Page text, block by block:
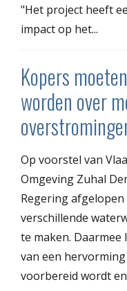
"Het project heeft
impact op het...
Kopers
worden over
Op voorstel van
Omgeving Zuhal
Regering
verschillende
te maken.
van een
voorbereid wordt en